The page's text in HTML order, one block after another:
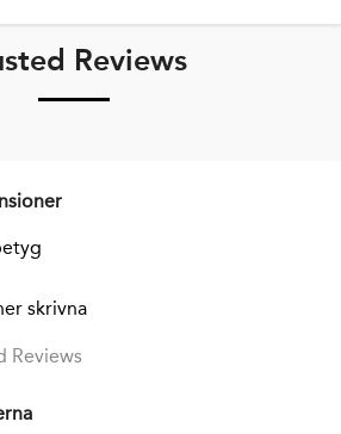
Reviews
skrivna
Reviews